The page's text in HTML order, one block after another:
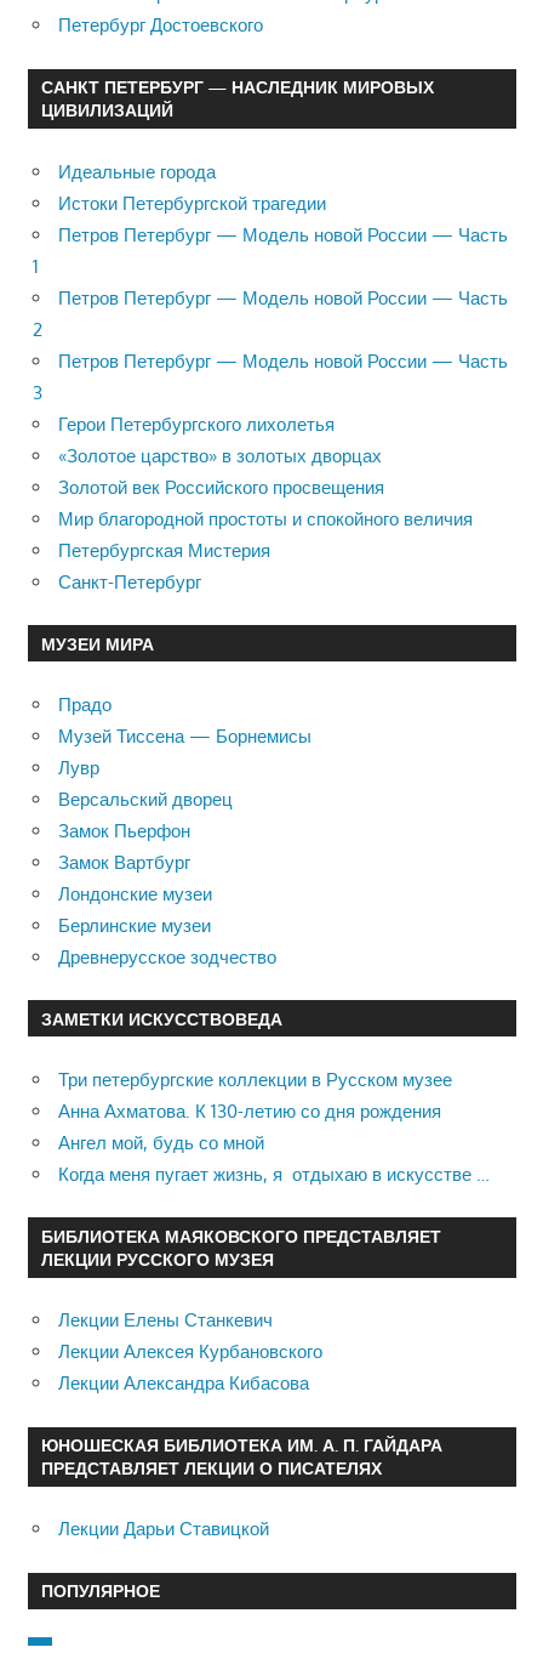
Петербург Достоевского
САНКТ ПЕТЕРБУРГ — НАСЛЕДНИК МИРОВЫХ
ЦИВИЛИЗАЦИЙ
Идеальные города
Истоки Петербургской трагедии
Петров Петербург — Модель новой России — Часть
1
Петров Петербург — Модель новой России — Часть
2
Петров Петербург — Модель новой России — Часть
3
Герои Петербургского лихолетья
«Золотое царство» в золотых дворцах
Золотой век Российского просвещения
Мир благородной простоты и спокойного величия
Петербургская Мистерия
Санкт-Петербург
МУЗЕИ МИРА
Прадо
Музей Тиссена — Борнемисы
Лувр
Версальский дворец
Замок Пьерфон
Замок Вартбург
Лондонские музеи
Берлинские музеи
Древнерусское зодчество
ЗАМЕТКИ ИСКУССТВОВЕДА
Три петербургские коллекции в Русском музее
Анна Ахматова. К 130-летию со дня рождения
Ангел мой, будь со мной
Когда меня пугает жизнь, я отдыхаю в искусстве …
БИБЛИОТЕКА МАЯКОВСКОГО ПРЕДСТАВЛЯЕТ
ЛЕКЦИИ РУССКОГО МУЗЕЯ
Лекции Елены Станкевич
Лекции Алексея Курбановского
Лекции Александра Кибасова
ЮНОШЕСКАЯ БИБЛИОТЕКА ИМ. А. П. ГАЙДАРА
ПРЕДСТАВЛЯЕТ ЛЕКЦИИ О ПИСАТЕЛЯХ
Лекции Дарьи Ставицкой
ПОПУЛЯРНОЕ